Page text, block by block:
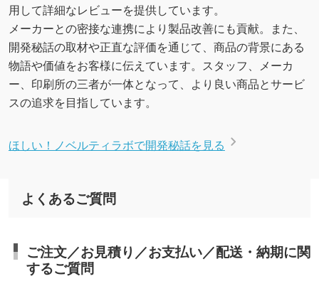
用して詳細なレビューを提供しています。
メーカーとの密接な連携により製品改善にも貢献。また、
開発秘話の取材や正直な評価を通じて、商品の背景にある
物語や価値をお客様に伝えています。スタッフ、メーカ
ー、印刷所の三者が一体となって、より良い商品とサービ
スの追求を目指しています。
ほしい！ノベルティラボで開発秘話を見る
よくあるご質問
ご注文／お見積り／お支払い／配送・納期に関
するご質問